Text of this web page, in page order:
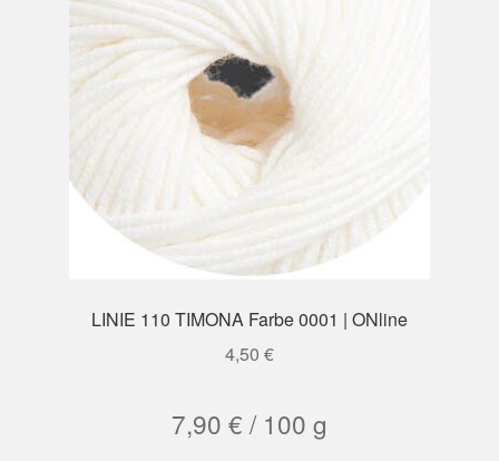
LINIE 110 TIMONA Farbe 0001 | ONline
4,50 €
7,90 € / 100 g